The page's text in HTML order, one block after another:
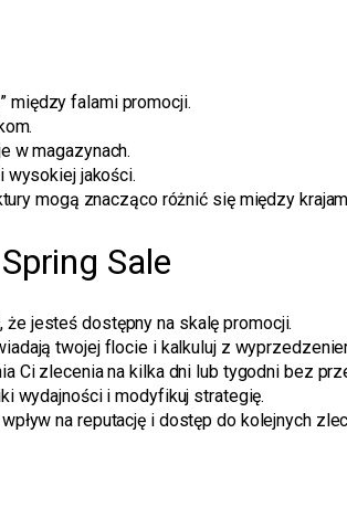
między falami promocji.
w magazynach.
wysokiej jakości.
mogą znacząco różnić się między
Sale
jesteś dostępny na skalę promocji.
twojej flocie i kalkuluj z
Ci zlecenia na kilka dni lub tygodni bez
wydajności i modyfikuj strategię.
na reputację i dostęp do kolejnych